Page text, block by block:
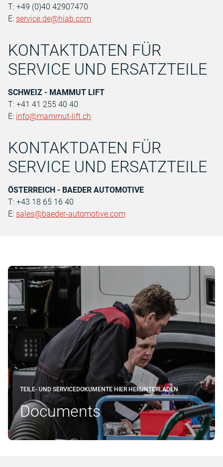
T: +49 (0)40 42907470
E: service.de@hiab.com
KONTAKTDATEN FÜR
SERVICE UND ERSATZTEILE
SCHWEIZ - MAMMUT LIFT
T: +41 41 255 40 40
E: info@mammut-lift.ch
KONTAKTDATEN FÜR
SERVICE UND ERSATZTEILE
ÖSTERREICH - BAEDER AUTOMOTIVE
T: +43 18 65 16 40
E: sales@baeder-automotive.com
TEILE- UND SERVICEDOKUMENTE HIER HERUNTERLADEN
Documents